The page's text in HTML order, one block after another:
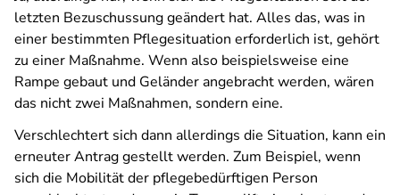
letzten Bezuschussung geändert hat. Alles das, was in
einer bestimmten Pflegesituation erforderlich ist, gehört
zu einer Maßnahme. Wenn also beispielsweise eine
Rampe gebaut und Geländer angebracht werden, wären
das nicht zwei Maßnahmen, sondern eine.
Verschlechtert sich dann allerdings die Situation, kann ein
erneuter Antrag gestellt werden. Zum Beispiel, wenn
sich die Mobilität der pflegebedürftigen Person